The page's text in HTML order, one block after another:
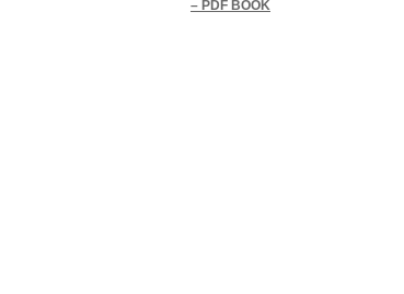
– PDF BOOK